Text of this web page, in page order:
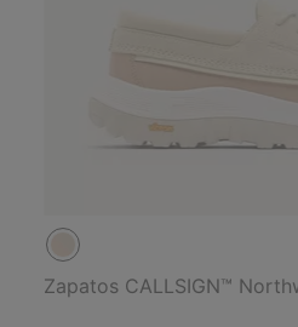
Zapatos CALLSIGN™